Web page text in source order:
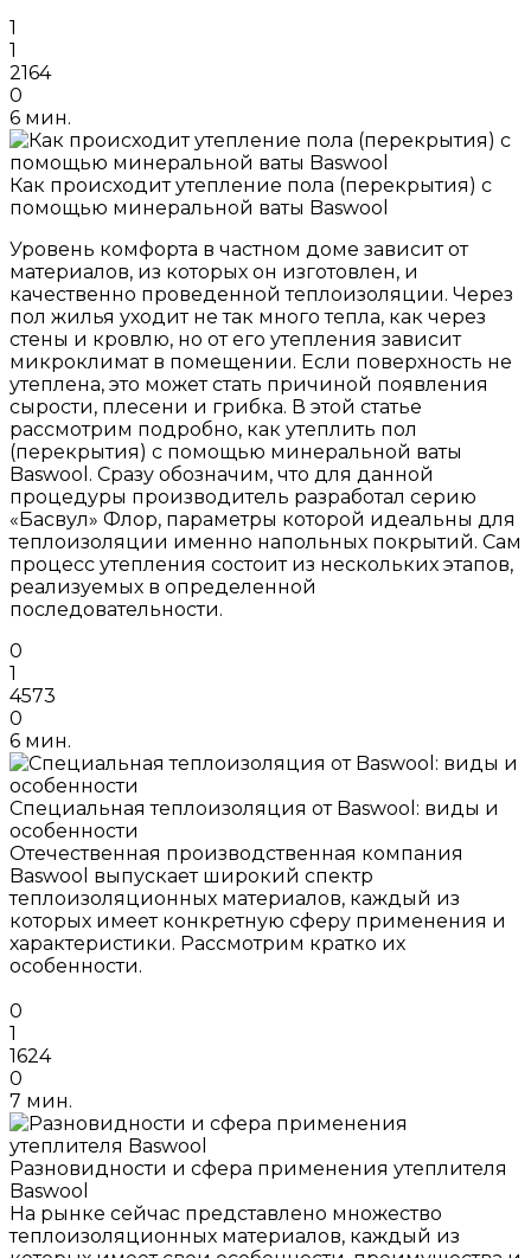
1
1
2164
0
6 мин.
Как происходит утепление пола (перекрытия) с
помощью минеральной ваты Baswool
Уровень комфорта в частном доме зависит от
материалов, из которых он изготовлен, и
качественно проведенной теплоизоляции. Через
пол жилья уходит не так много тепла, как через
стены и кровлю, но от его утепления зависит
микроклимат в помещении. Если поверхность не
утеплена, это может стать причиной появления
сырости, плесени и грибка. В этой статье
рассмотрим подробно, как утеплить пол
(перекрытия) с помощью минеральной ваты
Baswool. Сразу обозначим, что для данной
процедуры производитель разработал серию
«Басвул» Флор, параметры которой идеальны для
теплоизоляции именно напольных покрытий. Сам
процесс утепления состоит из нескольких этапов,
реализуемых в определенной
последовательности.
0
1
4573
0
6 мин.
Специальная теплоизоляция от Baswool: виды и
особенности
Отечественная производственная компания
Baswool выпускает широкий спектр
теплоизоляционных материалов, каждый из
которых имеет конкретную сферу применения и
характеристики. Рассмотрим кратко их
особенности.
0
1
1624
0
7 мин.
Разновидности и сфера применения утеплителя
Baswool
На рынке сейчас представлено множество
теплоизоляционных материалов, каждый из